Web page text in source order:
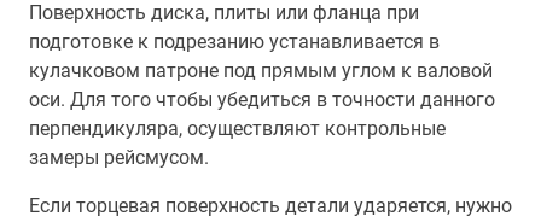
Поверхность диска, плиты или фланца при
подготовке к подрезанию устанавливается в
кулачковом патроне под прямым углом к валовой
оси. Для того чтобы убедиться в точности данного
перпендикуляра, осуществляют контрольные
замеры рейсмусом.
Если торцевая поверхность детали ударяется, нужно